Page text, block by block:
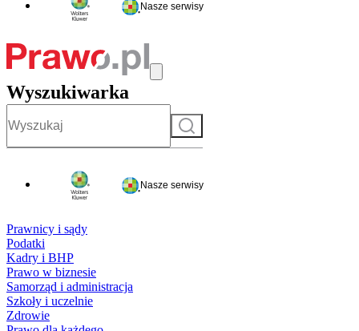
Nasze serwisy
Wyszukiwarka
Szukaj
Nasze serwisy
Prawnicy i sądy
Podatki
Kadry i BHP
Prawo w biznesie
Samorząd i administracja
Szkoły i uczelnie
Zdrowie